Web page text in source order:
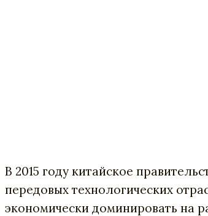
В 2015 году китайское
передовых технологических
экономически доминировать на